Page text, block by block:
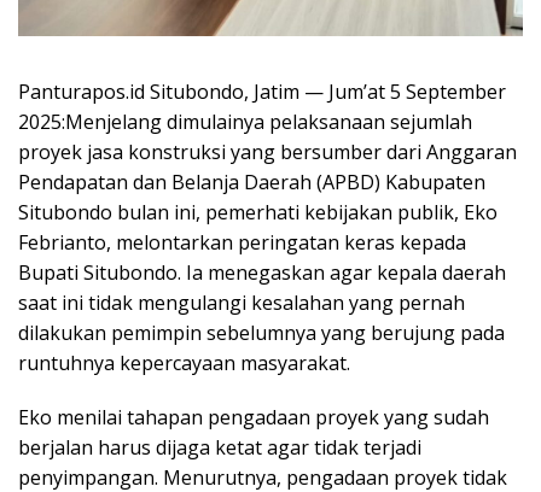
Panturapos.id Situbondo, Jatim — Jum’at 5 September
2025:Menjelang dimulainya pelaksanaan sejumlah
proyek jasa konstruksi yang bersumber dari Anggaran
Pendapatan dan Belanja Daerah (APBD) Kabupaten
Situbondo bulan ini, pemerhati kebijakan publik, Eko
Febrianto, melontarkan peringatan keras kepada
Bupati Situbondo. Ia menegaskan agar kepala daerah
saat ini tidak mengulangi kesalahan yang pernah
dilakukan pemimpin sebelumnya yang berujung pada
runtuhnya kepercayaan masyarakat.
Eko menilai tahapan pengadaan proyek yang sudah
berjalan harus dijaga ketat agar tidak terjadi
penyimpangan. Menurutnya, pengadaan proyek tidak